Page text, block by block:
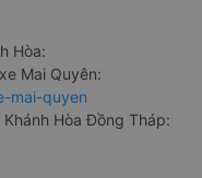
Hòa:
Mai Quyên:
mai-quyen
Hòa Đồng Tháp: